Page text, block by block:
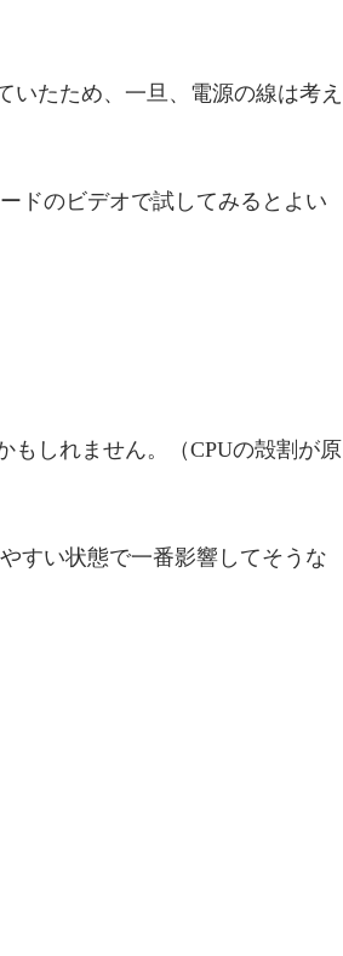
たため、一旦、電源の線は考え
ドのビデオで試してみるとよい
もしれません。（CPUの殻割が原
すい状態で一番影響してそうな